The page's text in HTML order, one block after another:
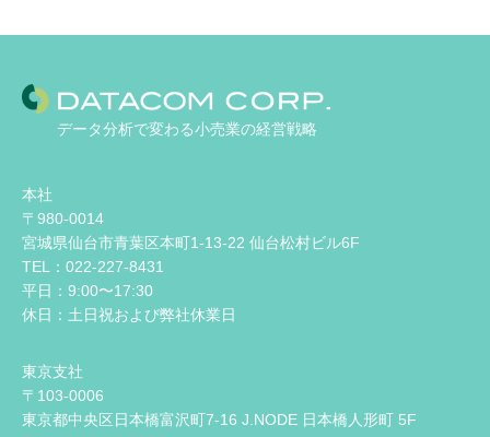
データ分析で変わる小売業の経営戦略
本社
〒980-0014
宮城県仙台市青葉区本町1-13-22 仙台松村ビル6F
TEL：022-227-8431
平日：9:00〜17:30
休日：土日祝および弊社休業日
東京支社
〒103-0006
東京都中央区日本橋富沢町7-16 J.NODE 日本橋人形町 5F